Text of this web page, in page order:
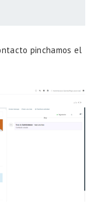
pinchamos el